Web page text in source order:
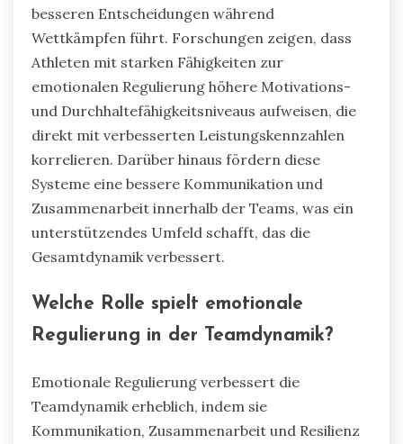
besseren Entscheidungen während
Wettkämpfen führt. Forschungen zeigen, dass
Athleten mit starken Fähigkeiten zur
emotionalen Regulierung höhere Motivations-
und Durchhaltefähigkeitsniveaus aufweisen, die
direkt mit verbesserten Leistungskennzahlen
korrelieren. Darüber hinaus fördern diese
Systeme eine bessere Kommunikation und
Zusammenarbeit innerhalb der Teams, was ein
unterstützendes Umfeld schafft, das die
Gesamtdynamik verbessert.
Welche Rolle spielt emotionale
Regulierung in der Teamdynamik?
Emotionale Regulierung verbessert die
Teamdynamik erheblich, indem sie
Kommunikation, Zusammenarbeit und Resilienz